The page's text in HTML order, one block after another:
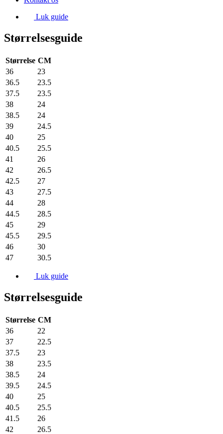
Luk guide
Størrelsesguide
Størrelse CM
36
23
36.5
23.5
37.5
23.5
38
24
38.5
24
39
24.5
40
25
40.5
25.5
41
26
42
26.5
42.5
27
43
27.5
44
28
44.5
28.5
45
29
45.5
29.5
46
30
47
30.5
Luk guide
Størrelsesguide
Størrelse CM
36
22
37
22.5
37.5
23
38
23.5
38.5
24
39.5
24.5
40
25
40.5
25.5
41.5
26
42
26.5